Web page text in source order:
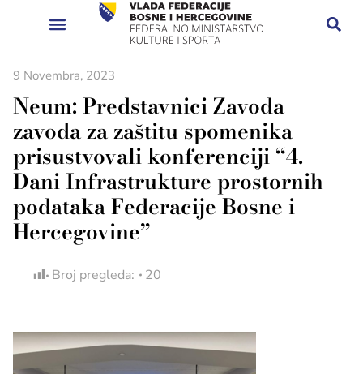
9 Novembra, 2023
Neum: Predstavnici Zavoda
zavoda za zaštitu spomenika
prisustvovali konferenciji “4.
Dani Infrastrukture prostornih
podataka Federacije Bosne i
Hercegovine”
Broj pregleda: 20